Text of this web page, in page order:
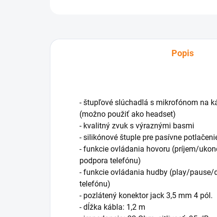
Popis
- štupľové slúchadlá s mikrofónom na
(možno použiť ako headset)
- kvalitný zvuk s výraznými basmi
- silikónové štuple pre pasívne
- funkcie ovládania hovoru (príjem/
podpora telefónu)
- funkcie ovládania hudby (play/
telefónu)
- pozlátený konektor jack 3,5 mm 4 pól.
- dĺžka kábla: 1,2 m